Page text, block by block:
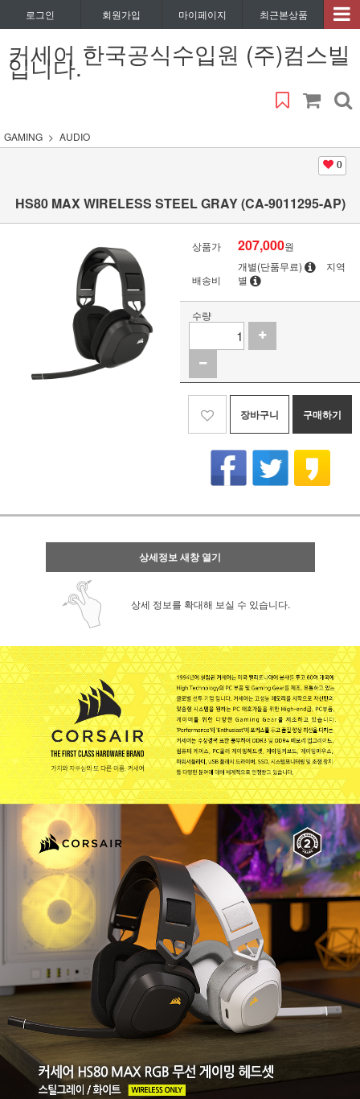
로그인 회원가입 마이페이지 최근본상품
커세어 한국공식수입원 (주)컴스빌
입니다.
GAMING AUDIO
0
HS80 MAX WIRELESS STEEL GRAY (CA-9011295-AP)
상품가 207,000원
배송비
개별(단품무료)
지역
별
수량
장바구니 구매하기
상세정보 새창 열기
상세 정보를 확대해 보실 수 있습니다.